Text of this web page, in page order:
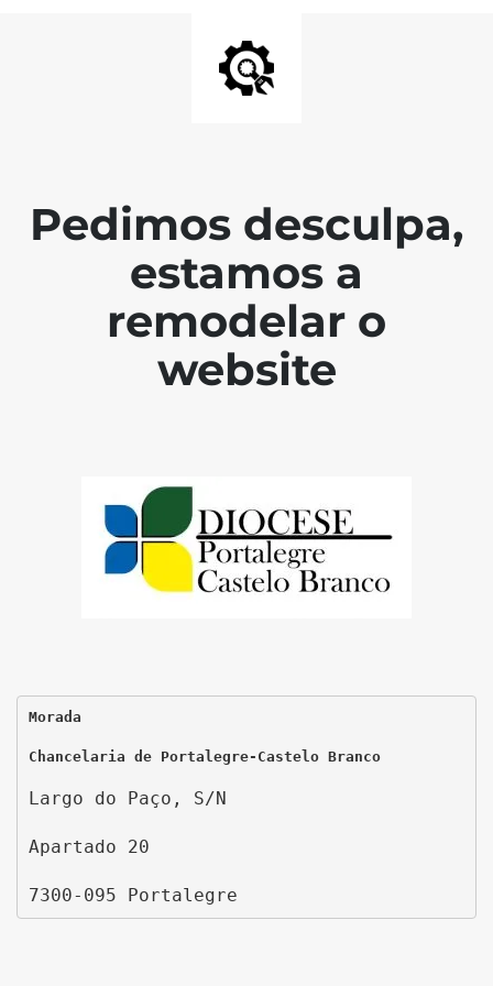
Pedimos desculpa,
estamos a
remodelar o
website
Morada
Chancelaria de Portalegre-Castelo Branco
Largo do Paço, S/N
Apartado 20
7300-095 Portalegre